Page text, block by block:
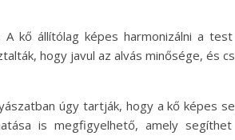
kő állítólag képes harmonizálni a
hogy javul az alvás minősége, és
úgy tartják, hogy a kő képes
is megfigyelhető, amely